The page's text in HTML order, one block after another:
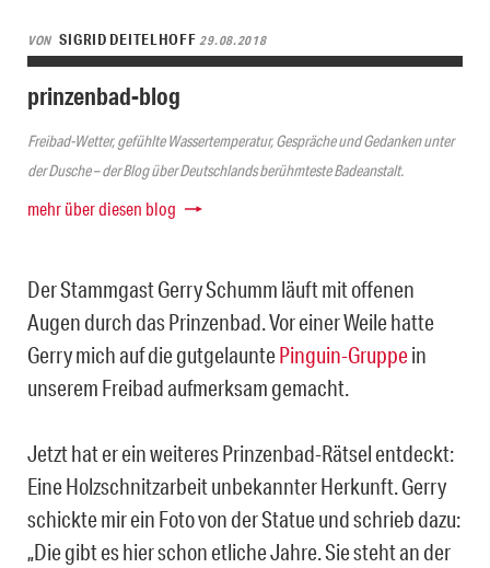
VON SIGRID DEITELHOFF29.08.2018
prinzenbad-blog
Freibad-Wetter, gefühlte Wassertemperatur, Gespräche und Gedanken unter
der Dusche – der Blog über Deutschlands berühmteste Badeanstalt.
mehr über diesen blog
Der Stammgast Gerry Schumm läuft mit offenen
Augen durch das Prinzenbad. Vor einer Weile hatte
Gerry mich auf die gutgelauntePinguin-Gruppein
unserem Freibad aufmerksam gemacht.
Jetzt hat er ein weiteres Prinzenbad-Rätsel entdeckt:
Eine Holzschnitzarbeit unbekannter Herkunft. Gerry
schickte mir ein Foto von der Statue und schrieb dazu:
„Die gibt es hier schon etliche Jahre. Sie steht an der